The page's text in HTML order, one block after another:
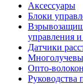
Аксессуары
Блоки
управления
Датчики
Опто-
Руководства